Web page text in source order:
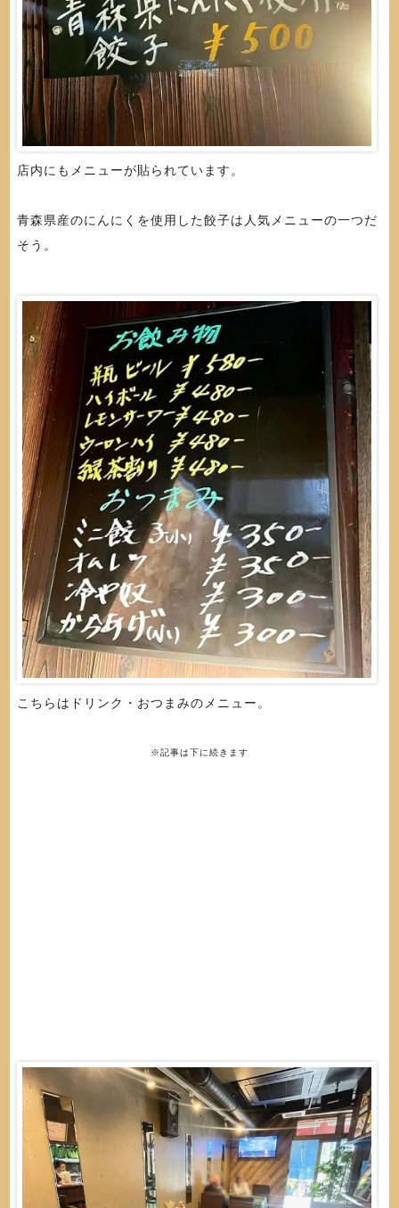
店内にもメニューが貼られています。
青森県産のにんにくを使用した餃子は人気メニューの一つだ
そう。
こちらはドリンク・おつまみのメニュー。
※記事は下に続きます